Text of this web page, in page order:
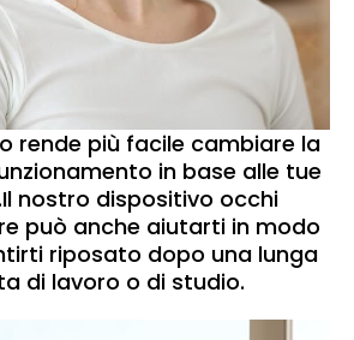
rende più facile cambiare la
in base alle tue
nostro dispositivo occhi
può anche aiutarti in modo
riposato dopo una lunga
di lavoro o di studio.